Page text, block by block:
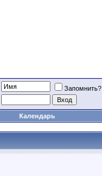
Запомнить?
Календарь